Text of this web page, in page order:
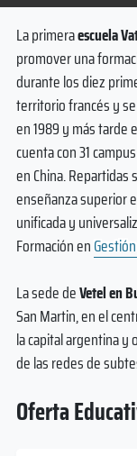
La primeraescuela
promover una
durante los diez
territorio francés y
en 1989 y más tarde
cuenta con 31
en China.
enseñanza superior
unificada y
Formación en
La sede deVetel en
San Martin, en el
la capital argentina y
de las redes de
Oferta